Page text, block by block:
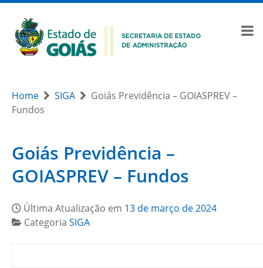
Home SIGA
Goiás Previdência – GOIASPREV –
Fundos
Goiás Previdência –
GOIASPREV – Fundos
Última Atualização em 13 de março de 2024
Categoria SIGA